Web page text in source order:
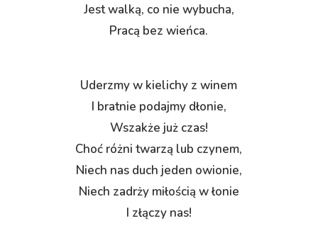
Jest walką, co nie wybucha,
Pracą bez wieńca.
Uderzmy w kielichy z winem
I bratnie podajmy dłonie,
Wszakże już czas!
Choć różni twarzą lub czynem,
Niech nas duch jeden owionie,
Niech zadrży miłością w łonie
I złączy nas!